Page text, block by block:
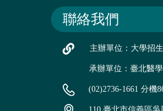
聯絡我們
主辦單位：大學招
承辦單位：臺北醫
(02)2736-1661 分機